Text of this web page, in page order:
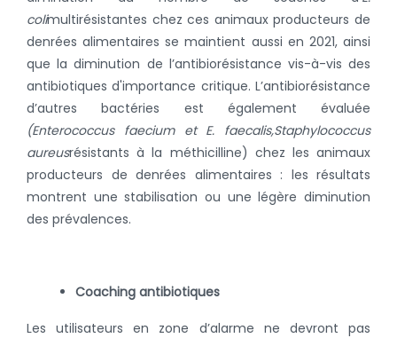
colimultirésistantes chez ces animaux producteurs de
denrées alimentaires se maintient aussi en 2021, ainsi
que la diminution de l’antibiorésistance vis-à-vis des
antibiotiques d'importance critique. L’antibiorésistance
d’autres bactéries est également évaluée
(Enterococcus faecium et E. faecalis,Staphylococcus
aureusrésistants à la méthicilline) chez les animaux
producteurs de denrées alimentaires : les résultats
montrent une stabilisation ou une légère diminution
des prévalences.
Coaching antibiotiques
Les utilisateurs en zone d’alarme ne devront pas